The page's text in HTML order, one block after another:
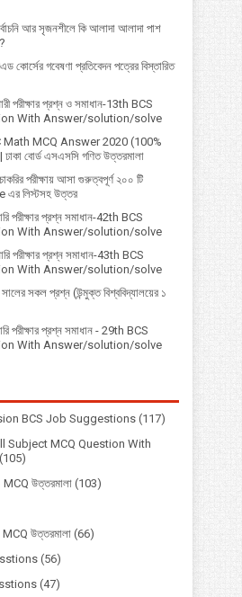
আর সৃজনশীলে কি আলাদা আলাদা পাশ
কোর্সের গবেষণা প্রতিবেদন পত্রের বিস্তারিত
পরীক্ষার প্রশ্ন ও সমাধান-13th BCS
With Answer/solution/solve
MCQ Answer 2020 (100%
বোর্ড এসএসসি গণিত উত্তরমালা
পরীক্ষায় আসা গুরুত্বপূর্ণ ২০০ টি
লিস্টসহ উত্তর
পরীক্ষার প্রশ্ন সমাধান-42th BCS
With Answer/solution/solve
পরীক্ষার প্রশ্ন সমাধান-43th BCS
With Answer/solution/solve
সকল প্রশ্ন (উন্মুক্ত বিশ্ববিদ্যালয়ের ১
পরীক্ষার প্রশ্ন সমাধান - 29th BCS
With Answer/solution/solve
BCS Job Suggestions (117)
Subject MCQ Question With
(105)
MCQ উত্তরমালা(103)
MCQ উত্তরমালা (66)
(56)
(47)